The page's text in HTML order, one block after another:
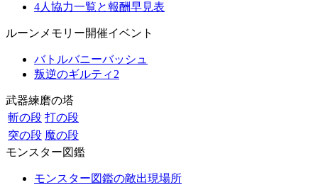
4人協力一覧と報酬早見表
ルーンメモリー開催イベント
バトルバニーバッシュ
叛逆のギルティ2
武器練磨の塔
斬の段 打の段
突の段 魔の段
モンスター図鑑
モンスター図鑑の敵出現場所